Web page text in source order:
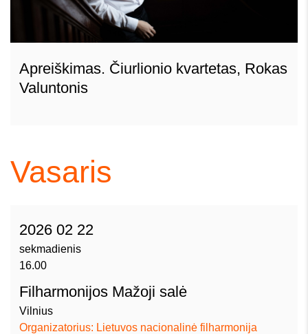
Apreiškimas. Čiurlionio kvartetas, Rokas
Valuntonis
Vasaris
2026 02 22
sekmadienis
16.00
Filharmonijos Mažoji salė
Vilnius
Organizatorius: Lietuvos nacionalinė filharmonija